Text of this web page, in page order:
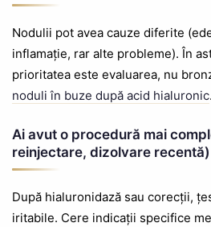
Nodulii pot avea cauze diferite
inflamație, rar alte probleme). În
prioritatea este evaluarea, nu
noduli în buze după acid hialuronic.
Ai avut o procedură mai
reinjectare, dizolvare recentă)
După hialuronidază sau corecții,
iritabile. Cere indicații specifice